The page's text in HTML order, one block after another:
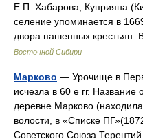
Е.П. Хабарова, Куприяна
селение упоминается в
двора пашенных крестьян.
Восточной Сибири
Марково — Урочище в
исчезла в 60 е гг.
деревне Марково
волости, в «Списке
Советского Союза